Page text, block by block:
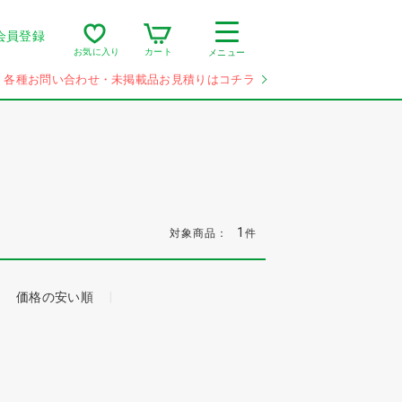
員登録
お気に入り カート メニュー
各種お問い合わせ・未掲載品お見積りはコチラ
対象商品： 1 件
価格の安い順